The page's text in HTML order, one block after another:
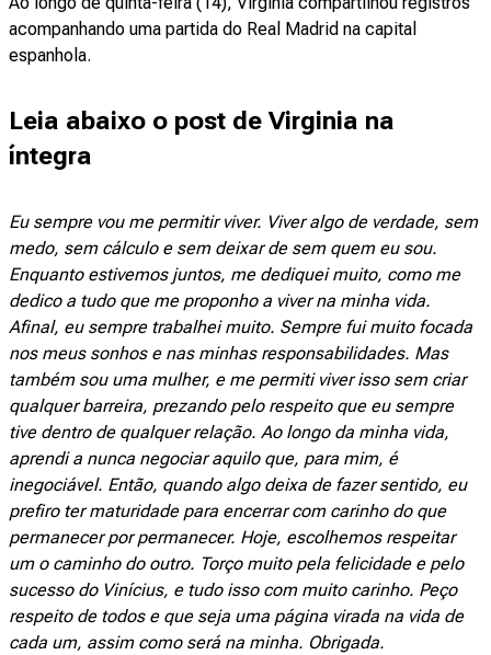
acompanhando uma partida do Real Madrid na capital
espanhola.
Leia abaixo o post de Virginia na
íntegra
Eu sempre vou me permitir viver. Viver algo de verdade, sem
medo, sem cálculo e sem deixar de sem quem eu sou.
Enquanto estivemos juntos, me dediquei muito, como me
dedico a tudo que me proponho a viver na minha vida.
Afinal, eu sempre trabalhei muito. Sempre fui muito focada
nos meus sonhos e nas minhas responsabilidades. Mas
também sou uma mulher, e me permiti viver isso sem criar
qualquer barreira, prezando pelo respeito que eu sempre
tive dentro de qualquer relação. Ao longo da minha vida,
aprendi a nunca negociar aquilo que, para mim, é
inegociável. Então, quando algo deixa de fazer sentido, eu
prefiro ter maturidade para encerrar com carinho do que
permanecer por permanecer. Hoje, escolhemos respeitar
um o caminho do outro. Torço muito pela felicidade e pelo
sucesso do Vinícius, e tudo isso com muito carinho. Peço
respeito de todos e que seja uma página virada na vida de
cada um, assim como será na minha. Obrigada.